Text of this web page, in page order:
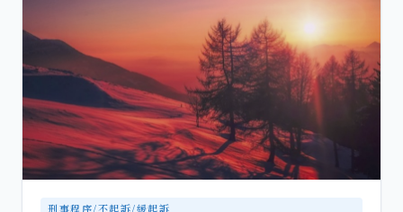
刑事程序/不起訴/緩起訴